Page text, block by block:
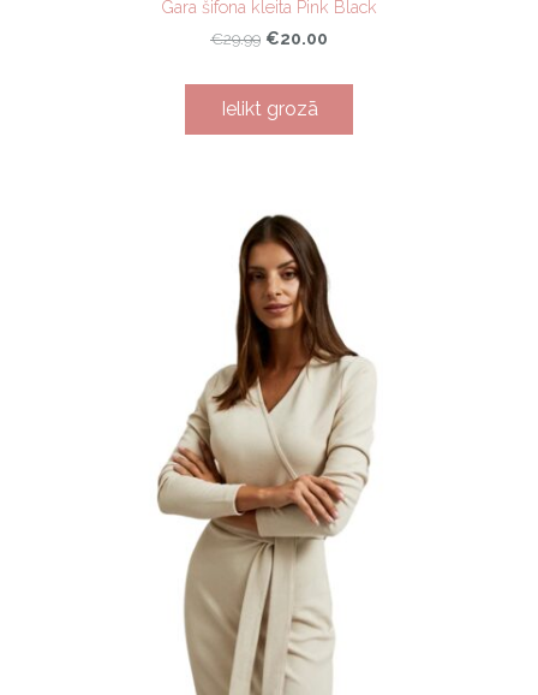
Gara šifona kleita Pink Black
€29.99 €20.00
Ielikt grozā